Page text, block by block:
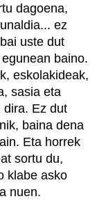
dagoena,
ez
uste dut
baino.
eskolakideak,
sasia eta
dira. Ez dut
baina dena
Eta horrek
sortu du,
klabe asko
nuen.